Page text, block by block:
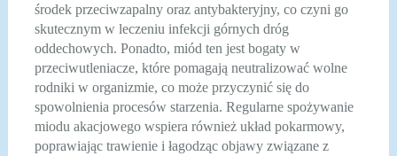
środek przeciwzapalny oraz antybakteryjny, co czyni go
skutecznym w leczeniu infekcji górnych dróg
oddechowych. Ponadto, miód ten jest bogaty w
przeciwutleniacze, które pomagają neutralizować wolne
rodniki w organizmie, co może przyczynić się do
spowolnienia procesów starzenia. Regularne spożywanie
miodu akacjowego wspiera również układ pokarmowy,
poprawiając trawienie i łagodząc objawy związane z